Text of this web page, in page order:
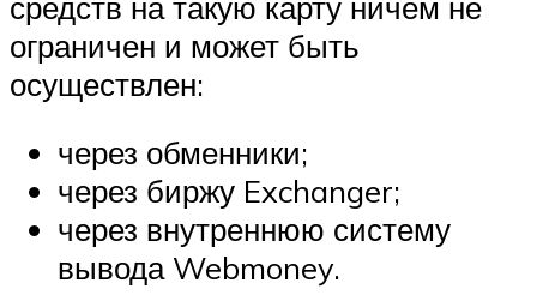
ограничен и может быть
осуществлен:
через обменники;
через биржу Exchanger;
через внутреннюю систему
вывода Webmoney.